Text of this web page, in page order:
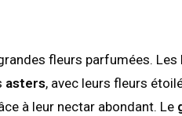
fleurs parfumées. Les
asters, avec leurs fleurs
à leur nectar abondant. Le